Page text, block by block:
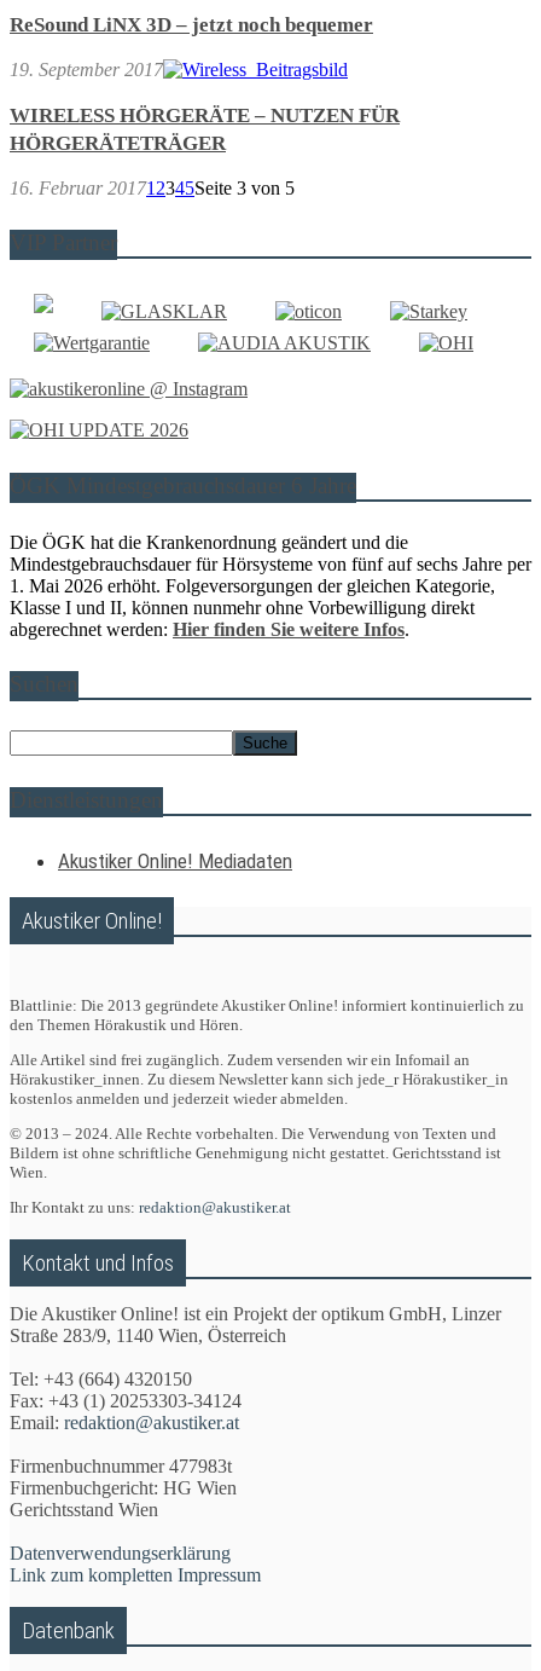
ReSound LiNX 3D – jetzt noch bequemer
19. September 2017
WIRELESS HÖRGERÄTE – NUTZEN FÜR
HÖRGERÄTETRÄGER
16. Februar 20171 2345Seite 3 von 5
VIP Partner
ÖGK Mindestgebrauchsdauer 6 Jahre
Die ÖGK hat die Krankenordnung geändert und die
Mindestgebrauchsdauer für Hörsysteme von fünf auf sechs Jahre per
1. Mai 2026 erhöht. Folgeversorgungen der gleichen Kategorie,
Klasse I und II, können nunmehr ohne Vorbewilligung direkt
abgerechnet werden: Hier finden Sie weitere Infos.
Suchen
Dienstleistungen
Akustiker Online! Mediadaten
Akustiker Online!
Blattlinie: Die 2013 gegründete Akustiker Online! informiert kontinuierlich zu
den Themen Hörakustik und Hören.
Alle Artikel sind frei zugänglich. Zudem versenden wir ein Infomail an
Hörakustiker_innen. Zu diesem Newsletter kann sich jede_r Hörakustiker_in
kostenlos anmelden und jederzeit wieder abmelden.
© 2013 – 2024. Alle Rechte vorbehalten. Die Verwendung von Texten und
Bildern ist ohne schriftliche Genehmigung nicht gestattet. Gerichtsstand ist
Wien.
Ihr Kontakt zu uns: redaktion@akustiker.at
Kontakt und Infos
Die Akustiker Online! ist ein Projekt der optikum GmbH, Linzer
Straße 283/9, 1140 Wien, Österreich
Tel: +43 (664) 4320150
Fax: +43 (1) 20253303-34124
Email: redaktion@akustiker.at
Firmenbuchnummer 477983t
Firmenbuchgericht: HG Wien
Gerichtsstand Wien
Datenverwendungserklärung
Link zum kompletten Impressum
Datenbank